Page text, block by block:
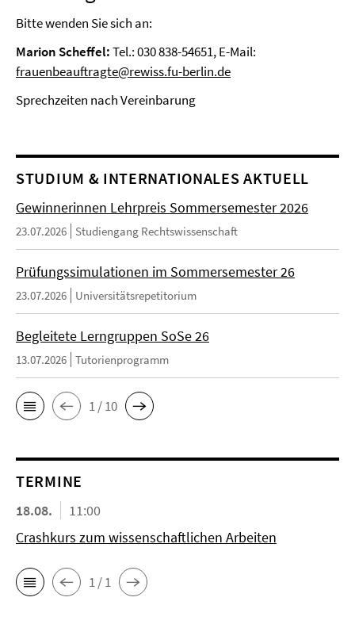
Bitte wenden Sie sich an:
Marion Scheffel:Tel.: 030 838-54651, E-Mail:
frauenbeauftragte@rewiss.fu-berlin.de
Sprechzeiten nach Vereinbarung
STUDIUM & INTERNATIONALES AKTUELL
Gewinnerinnen Lehrpreis Sommersemester 2026
23.07.2026 Studiengang Rechtswissenschaft
Prüfungssimulationen im Sommersemester 26
23.07.2026 Universitätsrepetitorium
Begleitete Lerngruppen SoSe 26
13.07.2026 Tutorienprogramm
1 / 10
TERMINE
18.08.
11:00
Crashkurs zum wissenschaftlichen Arbeiten
1 / 1